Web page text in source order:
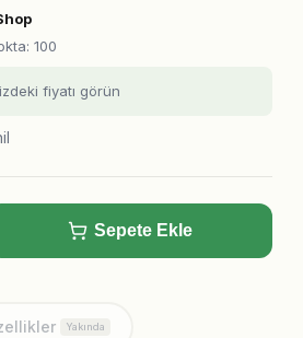
100
fiyatı görün
Sepete Ekle
Yakında